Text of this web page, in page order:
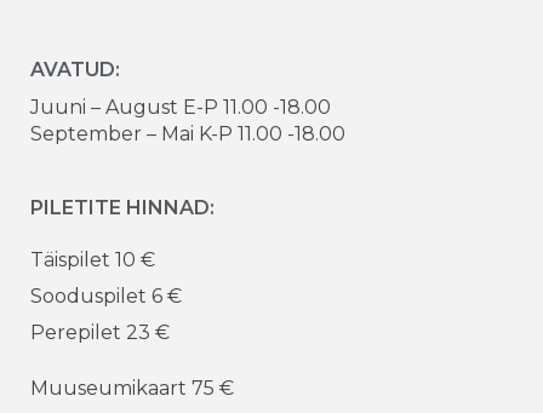
AVATUD:
Juuni – August E-P 11.00 -18.00
September – Mai K-P 11.00 -18.00
PILETITE HINNAD:
Täispilet 10 €
Sooduspilet 6 €
Perepilet 23 €
Muuseumikaart 75 €